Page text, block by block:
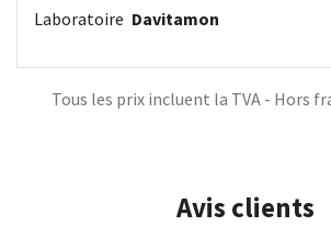
Laboratoire Davitamon
Tous les prix incluent la TVA - Hors
Avis clients